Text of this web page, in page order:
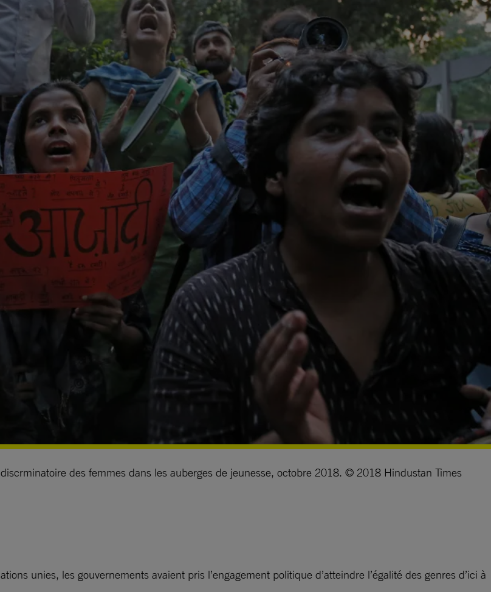
des femmes dans les auberges de jeunesse, octobre 2018. © 2018 Hindustan Times
unies, les gouvernements avaient pris l’engagement politique d’atteindre l’égalité des genres d’ici à